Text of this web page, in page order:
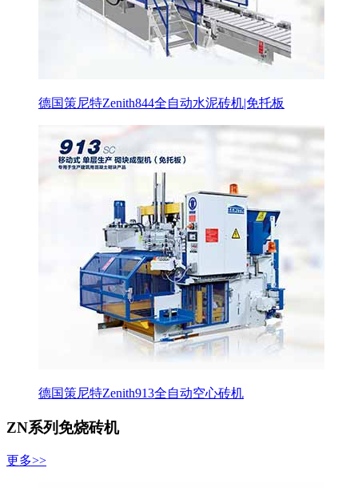
德国策尼特Zenith844全自动水泥砖机|免托板
德国策尼特Zenith913全自动空心砖机
ZN系列免烧砖机
更多>>